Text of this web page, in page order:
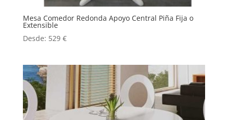
Mesa Comedor Redonda Apoyo Central Piña Fija o
Extensible
Desde: 529 €